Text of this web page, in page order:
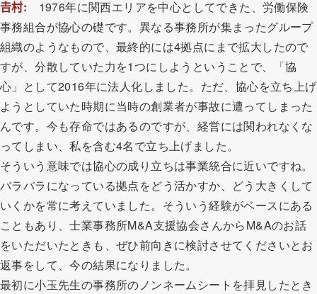
𠮷村: 1976年に関西エリアを中心としてできた、労働保険
事務組合が協心の礎です。異なる事務所が集まったグループ
組織のようなもので、最終的には4拠点にまで拡大したので
すが、分散していた力を1つにしようということで、「協
心」として2016年に法人化しました。ただ、協心を立ち上げ
ようとしていた時期に当時の創業者が事故に遭ってしまった
んです。今も存命ではあるのですが、経営には関われなくな
ってしまい、私を含む4名で立ち上げました。
そういう意味では協心の成り立ちは事業統合に近いですね。
バラバラになっている拠点をどう活かすか、どう大きくして
いくかを常に考えていました。そういう経験がベースにある
こともあり、士業事務所M&A支援協会さんからM&Aのお話
をいただいたときも、ぜひ前向きに検討させてくださいとお
返事をして、今の結果になりました。
最初に小玉先生の事務所のノンネームシートを拝見したとき